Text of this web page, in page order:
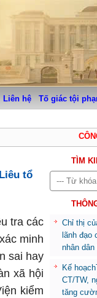
Liên hệ Tố giác tội
CÔNG
tổ
tra các
minh
sai hay
xã hội
kiểm
TÌM
Chỉ thị
lãnh đạo
nhân
Kế
CT/TW,
tăng